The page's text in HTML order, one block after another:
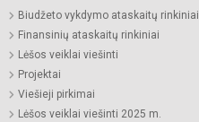
Biudžeto vykdymo ataskaitų rinkiniai
Finansinių ataskaitų rinkiniai
Lėšos veiklai viešinti
Projektai
Viešieji pirkimai
Lėšos veiklai viešinti 2025 m.